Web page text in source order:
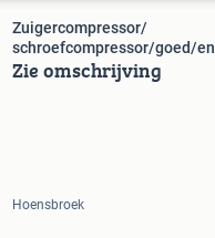
Zuigercompressor/
schroefcompressor/goed/en
goedkoop/factuur
Zie omschrijving
Hoensbroek